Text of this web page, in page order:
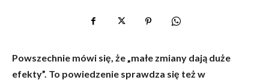
Powszechnie mówi się, że „małe zmiany dają duże
efekty”. To powiedzenie sprawdza się też w